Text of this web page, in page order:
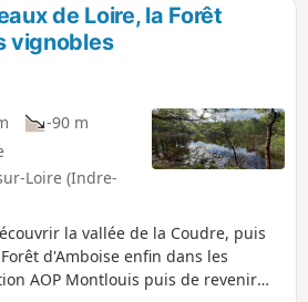
de Loire, la Forêt
vignobles
-90 m
Loire (Indre-
la vallée de la Coudre, puis
d'Amboise enfin dans les
AOP Montlouis puis de revenir